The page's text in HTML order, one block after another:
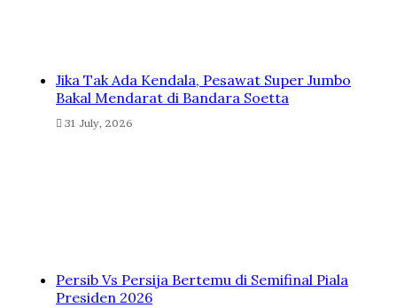
Jika Tak Ada Kendala, Pesawat Super Jumbo
Bakal Mendarat di Bandara Soetta
31 July, 2026
Persib Vs Persija Bertemu di Semifinal Piala
Presiden 2026